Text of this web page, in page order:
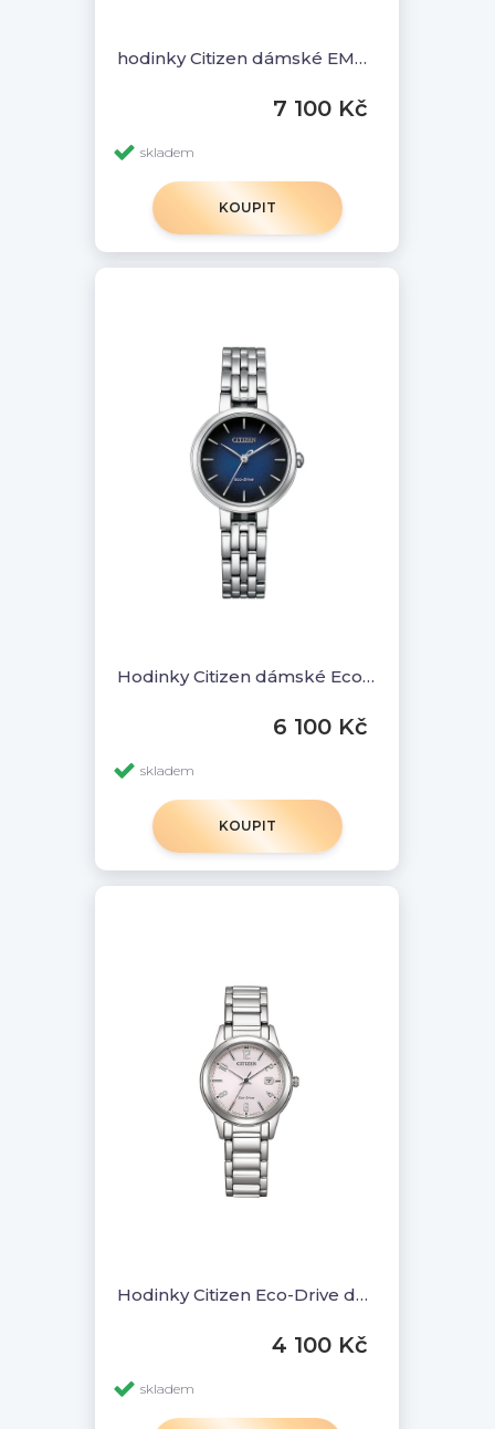
hodinky Citizen dámské EM0996-84Y Eco-Drive
7 100 Kč
skladem
KOUPIT
Hodinky Citizen dámské Eco-Drive EM0990-81L
6 100 Kč
skladem
KOUPIT
Hodinky Citizen Eco-Drive dámské EF1241-71Z
4 100 Kč
skladem